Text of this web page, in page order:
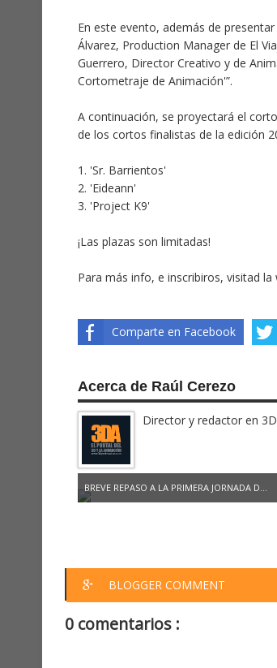
En este evento, además de
Álvarez, Production Manager de El
Guerrero, Director Creativo y de
Cortometraje de Animación'”.
A continuación, se proyectará el
de los cortos finalistas de la edición
1. 'Sr. Barrientos'
2. 'Eideann'
3. 'Project K9'
¡Las plazas son limitadas!
Para más info, e inscribiros, visitad
Comparte en Facebook
Acerca de Raúl Cerezo
Director y redactor en
BREVE REPASO A LA PRIMERA JORNADA D...
BLOGGER COMMENT
0 comentarios :